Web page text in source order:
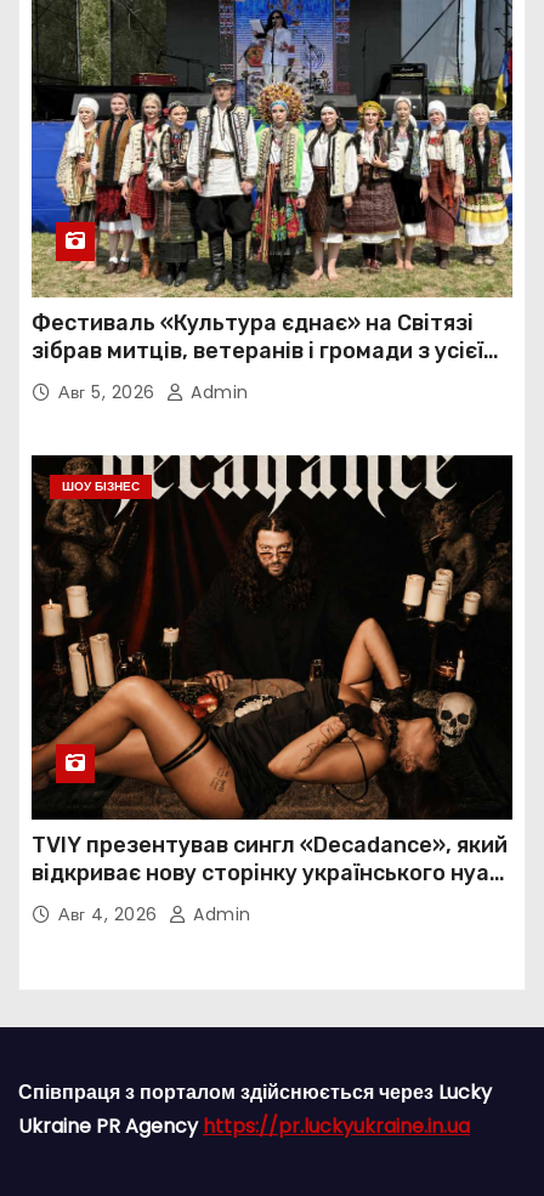
Фестиваль «Культура єднає» на Світязі
зібрав митців, ветеранів і громади з усієї
України
Авг 5, 2026 Admin
ШОУ БІЗНЕС
TVIY презентував сингл «Decadance», який
відкриває нову сторінку українського нуар-
попуАвг 4, 2026 Admin
Співпраця з порталом здійснюється через Lucky
Ukraine PR Agencyhttps://pr.luckyukraine.in.ua